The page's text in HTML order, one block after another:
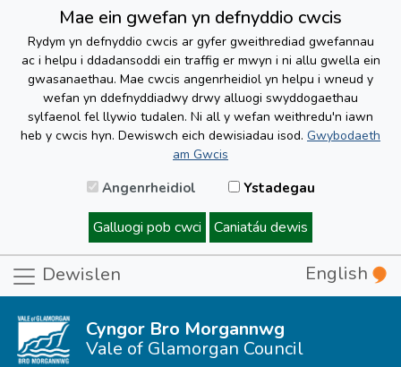
Mae ein gwefan yn defnyddio cwcis
Rydym yn defnyddio cwcis ar gyfer gweithrediad gwefannau
ac i helpu i ddadansoddi ein traffig er mwyn i ni allu gwella ein
gwasanaethau. Mae cwcis angenrheidiol yn helpu i wneud y
wefan yn ddefnyddiadwy drwy alluogi swyddogaethau
sylfaenol fel llywio tudalen. Ni all y wefan weithredu'n iawn
heb y cwcis hyn. Dewiswch eich dewisiadau isod. Gwybodaeth
am Gwcis
Angenrheidiol Ystadegau
Galluogi pob cwci Caniatáu dewis
Dewislen English
Cyngor Bro Morgannwg
Vale of Glamorgan Council